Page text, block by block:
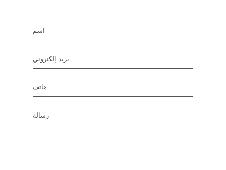
اسم
بريد إلكتروني
هاتف
رسالة